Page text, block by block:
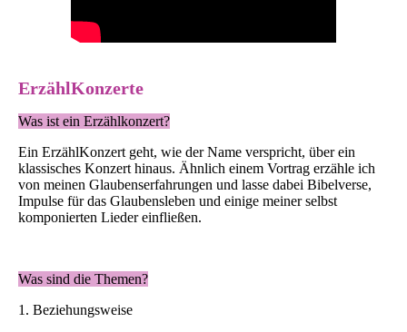
ErzählKonzerte
Was ist ein Erzählkonzert?
Ein ErzählKonzert geht, wie der Name verspricht, über ein
klassisches Konzert hinaus. Ähnlich einem Vortrag erzähle ich
von meinen Glaubenserfahrungen und lasse dabei Bibelverse,
Impulse für das Glaubensleben und einige meiner selbst
komponierten Lieder einfließen.
Was sind die Themen?
1. Beziehungsweise